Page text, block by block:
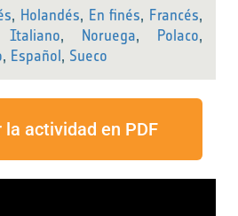
, Holandés, En finés, Francés,
Italiano, Noruega, Polaco,
, Español, Sueco
la actividad en PDF